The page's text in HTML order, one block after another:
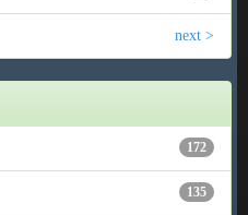
next >
172
135